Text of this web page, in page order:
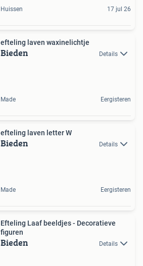
Huissen 17 jul 26
efteling laven waxinelichtje
Bieden Details
Made Eergisteren
efteling laven letter W
Bieden Details
Made Eergisteren
Efteling Laaf beeldjes - Decoratieve
figuren
Bieden Details